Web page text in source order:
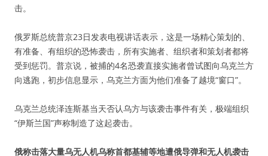
击。
俄罗斯总统普京23日发表电视讲话表示，这是一场精心策划的、
有准备、有组织的恐怖袭击，所有实施者、组织者和策划者都将
受到惩罚。普京说，被捕的4名恐袭直接实施者曾试图向乌克兰方
向逃跑，初步信息显示，乌克兰方面为他们准备了越境“窗口”。
乌克兰总统泽连斯基当天否认乌方与该袭击事件有关，极端组织
“伊斯兰国”声称制造了这起袭击。
俄称击落大量乌无人机乌称首都基辅等地遭俄导弹和无人机袭击